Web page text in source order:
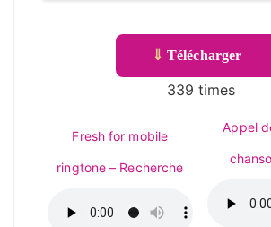
⇓ Télécharger
339 times
Fresh for mobile
ringtone – Recherche
Appel